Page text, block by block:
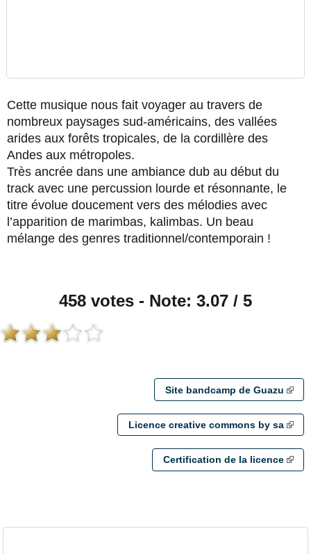
Cette musique nous fait voyager au travers de
nombreux paysages sud-américains, des vallées
arides aux forêts tropicales, de la cordillère des
Andes aux métropoles.
Très ancrée dans une ambiance dub au début du
track avec une percussion lourde et résonnante, le
titre évolue doucement vers des mélodies avec
l’apparition de marimbas, kalimbas. Un beau
mélange des genres traditionnel/contemporain !
458 votes - Note: 3.07 / 5
Site bandcamp de Guazu
Licence creative commons by sa
Certification de la licence